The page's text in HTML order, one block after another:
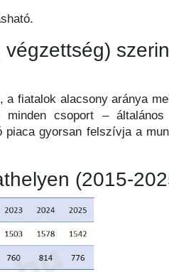
fiatalok alacsony aránya
minden csoport –
piaca gyorsan felszívja a
(2015-